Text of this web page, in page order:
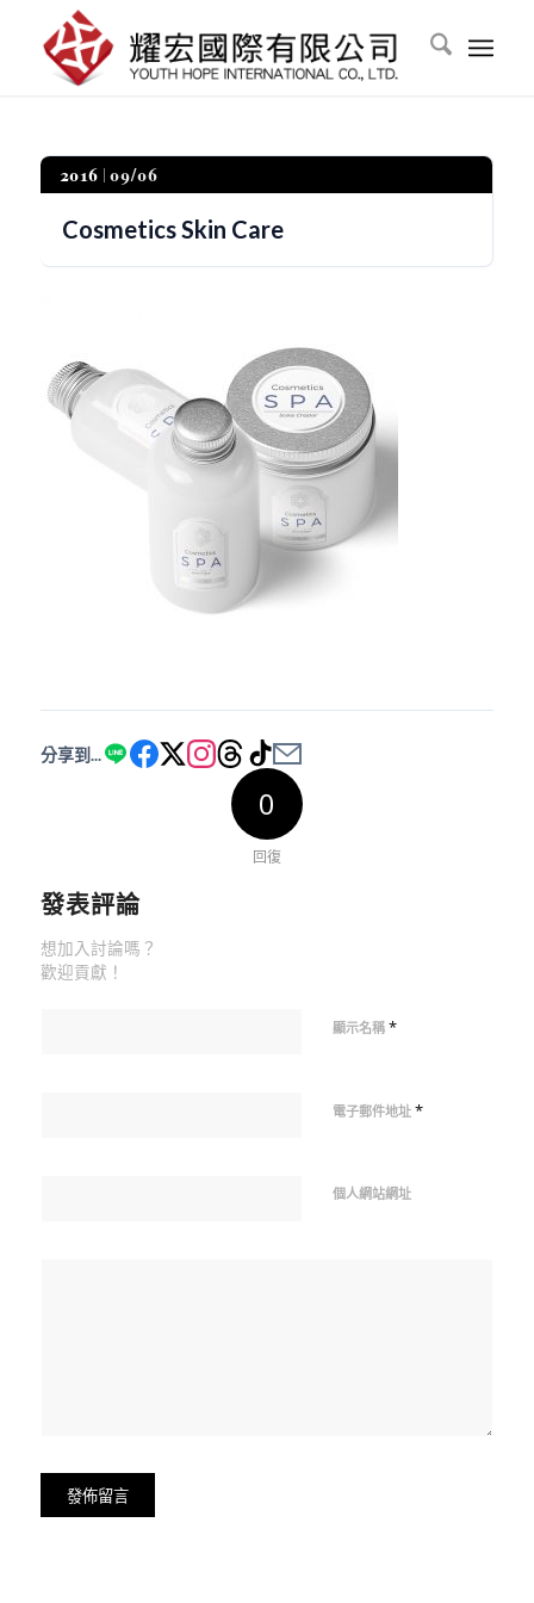
2016 09/06
Cosmetics Skin Care
分享到...
0
回復
發表評論
想加入討論嗎？
歡迎貢獻！
顯示名稱 *
電子郵件地址 *
個人網站網址